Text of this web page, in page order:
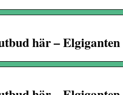
här – Elgiganten